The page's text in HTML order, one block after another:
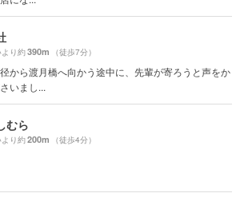
り約390m （徒歩7分）
から渡月橋へ向かう途中に、先輩が寄ろうと声をか
いまし...
むら
り約200m （徒歩4分）